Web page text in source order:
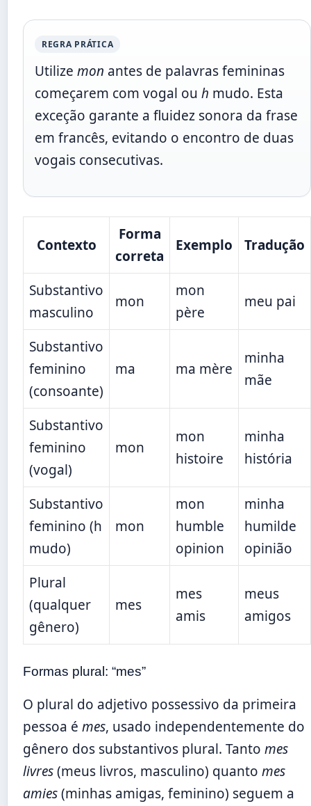
REGRA PRÁTICA
Utilize mon antes de palavras femininas
começarem com vogal ou h mudo. Esta
exceção garante a fluidez sonora da frase
em francês, evitando o encontro de duas
vogais consecutivas.
Contexto
Forma
correta
Exemplo Tradução
Substantivo
masculino
mon
mon
père
meu pai
Substantivo
feminino
(consoante)
ma ma mère
minha
mãe
Substantivo
feminino
(vogal)
mon
mon
histoire
minha
história
Substantivo
feminino (h
mudo)
mon
mon
humble
opinion
minha
humilde
opinião
Plural
(qualquer
gênero)
mes
mes
amis
meus
amigos
Formas plural: “mes”
O plural do adjetivo possessivo da primeira
pessoa é mes, usado independentemente do
gênero dos substantivos plural. Tanto mes
livres(meus livros, masculino) quanto mes
amies(minhas amigas, feminino) seguem a